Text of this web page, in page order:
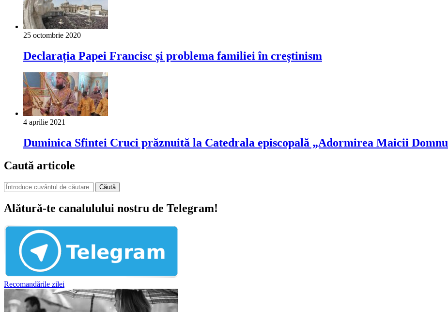
25 octombrie 2020
Declarația Papei Francisc și problema familiei în creștinism
4 aprilie 2021
Duminica Sfintei Cruci prăznuită la Catedrala episcopală „Adormirea Maicii
Caută articole
Căută
Alătură-te canalulului nostru de Telegram!
Recomandările zilei